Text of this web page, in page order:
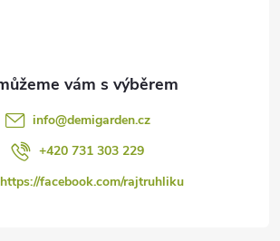
info@demigarden.cz
+420 731 303 229
https://facebook.com/rajtruhliku